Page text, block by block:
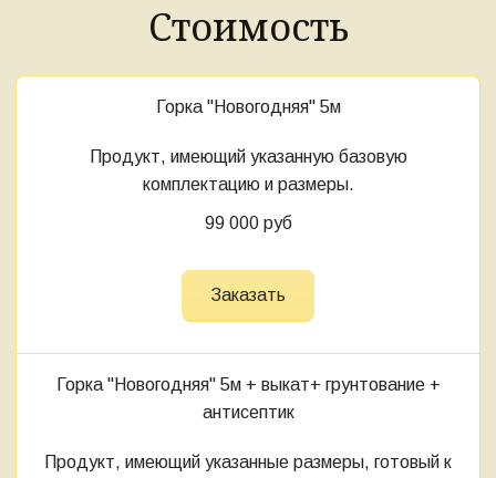
Стоимость
Горка "Новогодняя" 5м
Продукт, имеющий указанную базовую
комплектацию и размеры.
99 000 руб
Заказать
Горка "Новогодняя" 5м+ выкат+ грунтование +
антисептик
Продукт, имеющий указанные размеры, готовый к